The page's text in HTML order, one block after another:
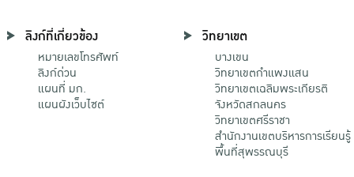
ลิงก์ที่เกี่ยวข้อง
หมายเลขโทรศัพท์
ลิงก์ด่วน
แผนที่ มก.
แผนผังเว็บไซต์
วิทยาเขต
บางเขน
วิทยาเขตกําแพงแสน
วิทยาเขตเฉลิมพระเกียรติ
จังหวัดสกลนคร
วิทยาเขตศรีราชา
สำนักงานเขตบริหารการเรียนรู้
พื้นที่สุพรรณบุรี